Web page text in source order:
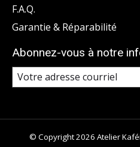
F.A.Q.
Garantie & Réparabilité
Abonnez-vous à notre
© Copyright 2026 Atelier